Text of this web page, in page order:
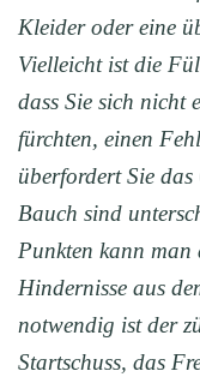
Kleider oder eine
Vielleicht ist die
dass Sie sich nicht
fürchten, einen
überfordert Sie
Bauch sind
Punkten kann man
Hindernisse aus
notwendig ist der
Startschuss, das